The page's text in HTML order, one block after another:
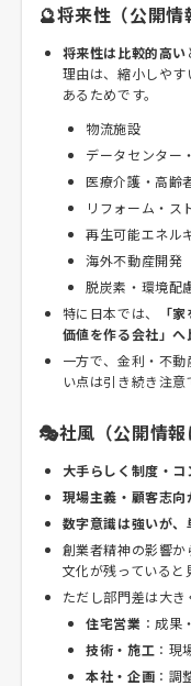
🔮将来性（公開情
将来性は比較的高い
理由は、縮小しや
あるためです。
物流施設
データセンター
医療介護・高齢
リフォーム・ス
再生可能エネル
海外不動産開発
脱炭素・環境配
特に日本では、
「
価値を作る会社」
一方で、金利・不
い点は引き続き注意
🎭社風（公開情報
大手らしく制度・
現場主義・顧客志向
数字意識は強いが
創業者精神の影響か
文化が残っていると
ただし部門差は大き
住宅営業 ：成果
技術・施工 ：現
本社・企画 ：調